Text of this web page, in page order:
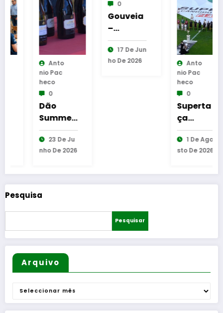
Anto
Nio Pac
Summer
Edition
arranca
23 De Ju
Nho De 2026
Gouveia
Congres
Internac
17 De Jun
Ho De 2026
Anto
Nio Pac
Superta
Candido
Oliveira
– FC
1 De Ago
Sto De 2026
Pesquisa
Pesquisar
Arquivo
Arquivo